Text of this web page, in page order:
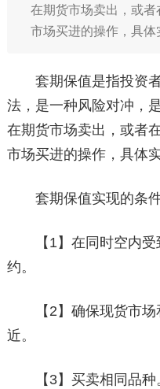
在期货市场卖出，或
市场买进的操作，具体
套期保值是指投资者
法，是一种风险对冲，
在期货市场卖出，或者
市场买进的操作，具体
套期保值实现的条件
【1】在同时空内受
约。
【2】确保现货市场
近。
【3】买卖相同品种